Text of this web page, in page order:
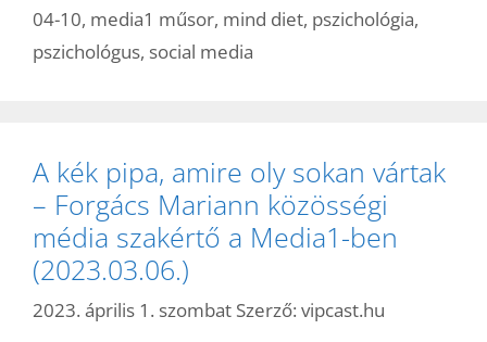
04-10, media1 műsor, mind diet, pszichológia,
pszichológus, social media
A kék pipa, amire oly sokan vártak
– Forgács Mariann közösségi
média szakértő a Media1-ben
(2023.03.06.)
2023. április 1. szombat Szerző: vipcast.hu